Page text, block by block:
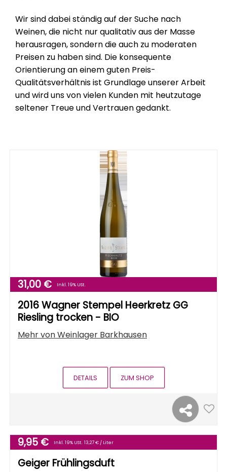
Wir sind dabei ständig auf der Suche nach
Weinen, die nicht nur qualitativ aus der Masse
herausragen, sondern die auch zu moderaten
Preisen zu haben sind. Die konsequente
Orientierung an einem guten Preis-
Qualitätsverhältnis ist Grundlage unserer Arbeit
und wird uns von vielen Kunden mit heutzutage
seltener Treue und Vertrauen gedankt.
31,00 € Inkl. 19% USt.
2016 Wagner Stempel Heerkretz GG
Riesling trocken - BIO
Mehr vonWeinlager Barkhausen
DETAILS ZUM SHOP
9,95 € Inkl. 19% USt. 13,27 € / Liter
Geiger Frühlingsduft